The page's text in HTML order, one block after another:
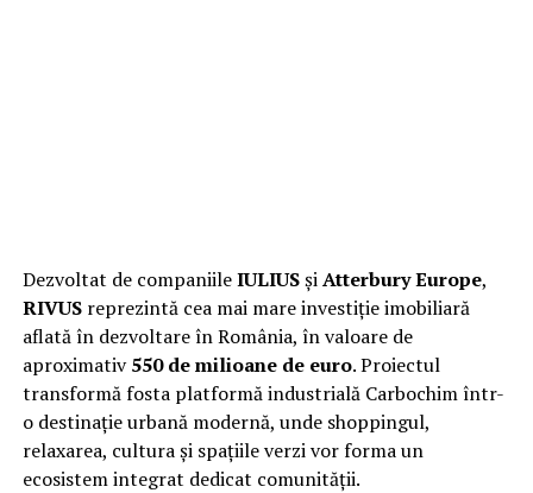
Dezvoltat de companiileIULIUSșiAtterbury Europe,
RIVUSreprezintă cea mai mare investiție imobiliară
aflată în dezvoltare în România, în valoare de
aproximativ550 de milioane de euro. Proiectul
transformă fosta platformă industrială Carbochim într-
o destinație urbană modernă, unde shoppingul,
relaxarea, cultura și spațiile verzi vor forma un
ecosistem integrat dedicat comunității.